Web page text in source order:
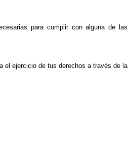
para cumplir con alguna de las
el ejercicio de tus derechos a través de la